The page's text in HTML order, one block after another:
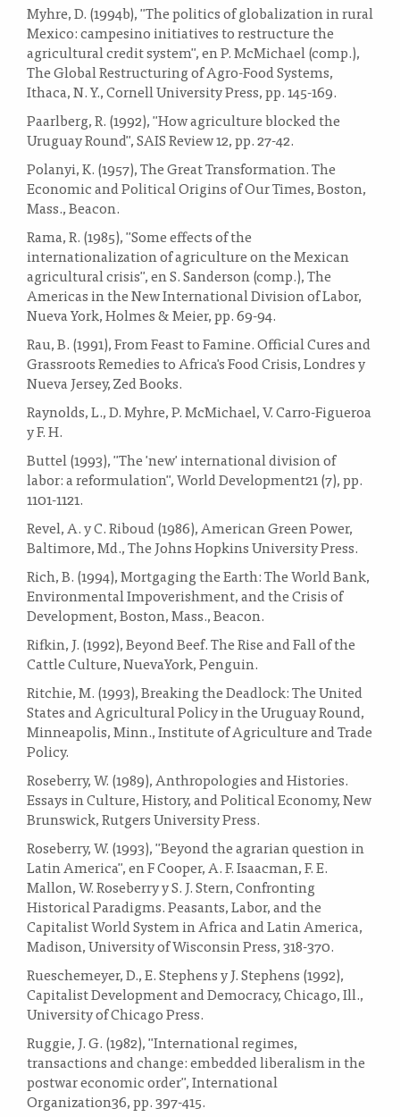
Myhre, D. (1994b), "The politics of globalization in rural
Mexico: campesino initiatives to restructure the
agricultural credit system", en P. McMichael (comp.),
The Global Restructuring of Agro-Food Systems,
Ithaca, N. Y., Cornell University Press, pp. 145-169.
Paarlberg, R. (1992), "How agriculture blocked the
Uruguay Round", SAIS Review 12, pp. 27-42.
Polanyi, K. (1957), The Great Transformation. The
Economic and Political Origins of Our Times, Boston,
Mass., Beacon.
Rama, R. (1985), "Some effects of the
internationalization of agriculture on the Mexican
agricultural crisis", en S. Sanderson (comp.), The
Americas in the New International Division of Labor,
Nueva York, Holmes & Meier, pp. 69-94.
Rau, B. (1991), From Feast to Famine. Official Cures and
Grassroots Remedies to Africa's Food Crisis, Londres y
Nueva Jersey, Zed Books.
Raynolds, L., D. Myhre, P. McMichael, V. Carro-Figueroa
y F. H.
Buttel (1993), "The 'new' international division of
labor: a reformulation", World Development21 (7), pp.
1101-1121.
Revel, A. y C. Riboud (1986), American Green Power,
Baltimore, Md., The Johns Hopkins University Press.
Rich, B. (1994), Mortgaging the Earth: The World Bank,
Environmental Impoverishment, and the Crisis of
Development, Boston, Mass., Beacon.
Rifkin, J. (1992), Beyond Beef. The Rise and Fall of the
Cattle Culture, NuevaYork, Penguin.
Ritchie, M. (1993), Breaking the Deadlock: The United
States and Agricultural Policy in the Uruguay Round,
Minneapolis, Minn., Institute of Agriculture and Trade
Policy.
Roseberry, W. (1989), Anthropologies and Histories.
Essays in Culture, History, and Political Economy, New
Brunswick, Rutgers University Press.
Roseberry, W. (1993), "Beyond the agrarian question in
Latin America", en F Cooper, A. F. Isaacman, F. E.
Mallon, W. Roseberry y S. J. Stern, Confronting
Historical Paradigms. Peasants, Labor, and the
Capitalist World System in Africa and Latin America,
Madison, University of Wisconsin Press, 318-370.
Rueschemeyer, D., E. Stephens y J. Stephens (1992),
Capitalist Development and Democracy, Chicago, Ill.,
University of Chicago Press.
Ruggie, J. G. (1982), "International regimes,
transactions and change: embedded liberalism in the
postwar economic order", International
Organization36, pp. 397-415.